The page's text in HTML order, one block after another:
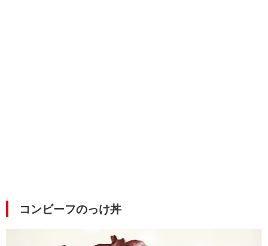
コンビーフのっけ丼